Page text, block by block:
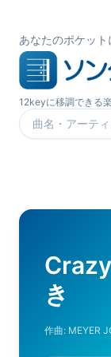
あなたのポケッ
12keyに移調できる
楽曲を検索
き
作曲: MEYER